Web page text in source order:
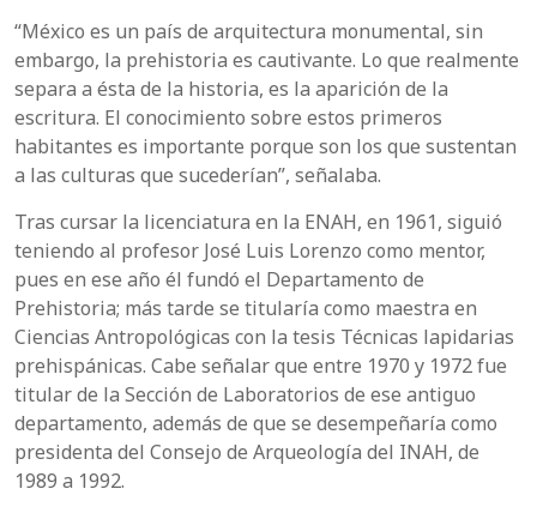
“México es un país de arquitectura monumental, sin
embargo, la prehistoria es cautivante. Lo que realmente
separa a ésta de la historia, es la aparición de la
escritura. El conocimiento sobre estos primeros
habitantes es importante porque son los que sustentan
a las culturas que sucederían”, señalaba.
Tras cursar la licenciatura en la ENAH, en 1961, siguió
teniendo al profesor José Luis Lorenzo como mentor,
pues en ese año él fundó el Departamento de
Prehistoria; más tarde se titularía como maestra en
Ciencias Antropológicas con la tesis Técnicas lapidarias
prehispánicas. Cabe señalar que entre 1970 y 1972 fue
titular de la Sección de Laboratorios de ese antiguo
departamento, además de que se desempeñaría como
presidenta del Consejo de Arqueología del INAH, de
1989 a 1992.